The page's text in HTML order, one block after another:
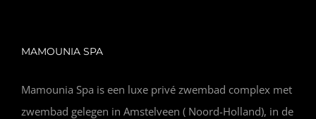
MAMOUNIA SPA
Mamounia Spa is een luxe privé zwembad complex met
zwembad gelegen in Amstelveen ( Noord-Holland), in de